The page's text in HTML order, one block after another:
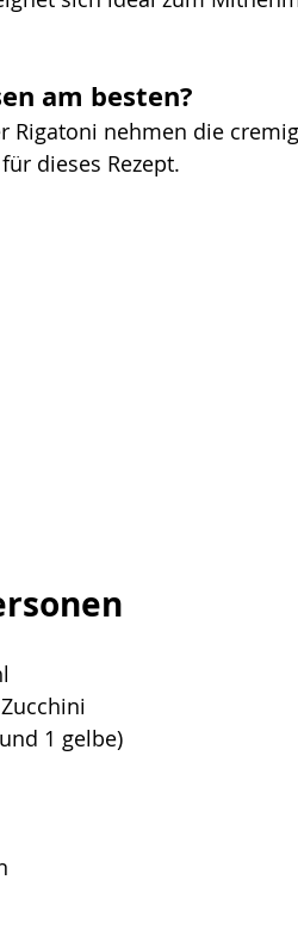
am besten?
Rigatoni nehmen die
dieses Rezept.
1 gelbe)